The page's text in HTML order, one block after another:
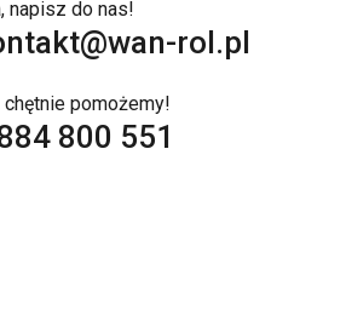
napisz do nas!
rol.pl
chętnie pomożemy!
800 551